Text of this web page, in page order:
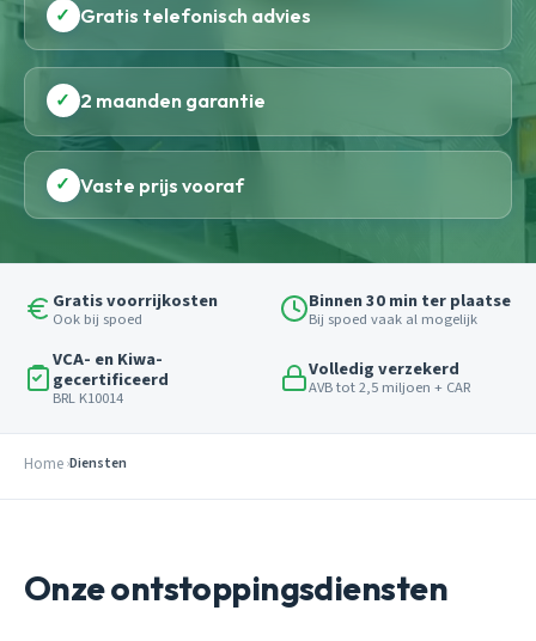
✓ Gratis telefonisch advies
✓ 2 maanden garantie
✓ Vaste prijs vooraf
Gratis voorrijkosten
Ook bij spoed
Binnen 30 min ter plaatse
Bij spoed vaak al mogelijk
VCA- en Kiwa-
gecertificeerd
BRL K10014
Volledig verzekerd
AVB tot 2,5 miljoen + CAR
Home Diensten
Onze ontstoppingsdiensten